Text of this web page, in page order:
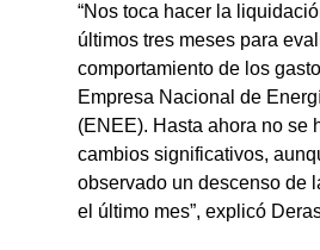
“Nos toca hacer la
últimos tres meses para
comportamiento de los
Empresa Nacional de
(ENEE). Hasta ahora no se
cambios significativos,
observado un descenso de
el último mes”, explicó